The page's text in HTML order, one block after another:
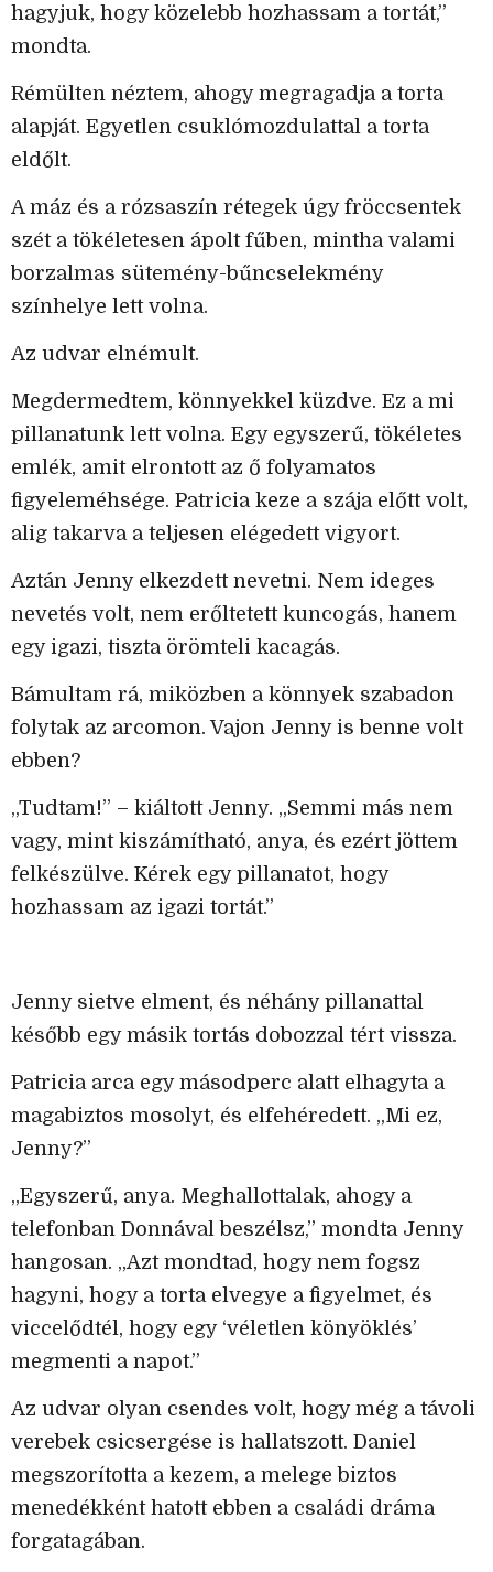
hagyjuk, hogy közelebb hozhassam a tortát,”
mondta.
Rémülten néztem, ahogy megragadja a torta
alapját. Egyetlen csuklómozdulattal a torta
eldőlt.
A máz és a rózsaszín rétegek úgy fröccsentek
szét a tökéletesen ápolt fűben, mintha valami
borzalmas sütemény-bűncselekmény
színhelye lett volna.
Az udvar elnémult.
Megdermedtem, könnyekkel küzdve. Ez a mi
pillanatunk lett volna. Egy egyszerű, tökéletes
emlék, amit elrontott az ő folyamatos
figyeleméhsége. Patricia keze a szája előtt volt,
alig takarva a teljesen elégedett vigyort.
Aztán Jenny elkezdett nevetni. Nem ideges
nevetés volt, nem erőltetett kuncogás, hanem
egy igazi, tiszta örömteli kacagás.
Bámultam rá, miközben a könnyek szabadon
folytak az arcomon. Vajon Jenny is benne volt
ebben?
„Tudtam!” – kiáltott Jenny. „Semmi más nem
vagy, mint kiszámítható, anya, és ezért jöttem
felkészülve. Kérek egy pillanatot, hogy
hozhassam az igazi tortát.”
Jenny sietve elment, és néhány pillanattal
később egy másik tortás dobozzal tért vissza.
Patricia arca egy másodperc alatt elhagyta a
magabiztos mosolyt, és elfehéredett. „Mi ez,
Jenny?”
„Egyszerű, anya. Meghallottalak, ahogy a
telefonban Donnával beszélsz,” mondta Jenny
hangosan. „Azt mondtad, hogy nem fogsz
hagyni, hogy a torta elvegye a figyelmet, és
viccelődtél, hogy egy ‘véletlen könyöklés’
megmenti a napot.”
Az udvar olyan csendes volt, hogy még a távoli
verebek csicsergése is hallatszott. Daniel
megszorította a kezem, a melege biztos
menedékként hatott ebben a családi dráma
forgatagában.